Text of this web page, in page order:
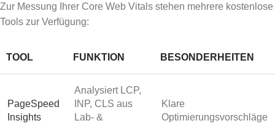
Zur Messung Ihrer Core Web Vitals stehen mehrere kostenlose
Tools zur Verfügung:
TOOL FUNKTION BESONDERHEITEN
PageSpeed
Insights
Analysiert LCP,
INP, CLS aus
Lab- &
Klare
Optimierungsvorschläge